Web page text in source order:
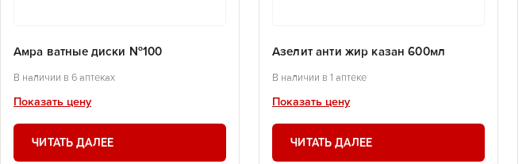
Амра ватные диски №100
В наличии в 6 аптеках
Показать цену
ЧИТАТЬ ДАЛЕЕ
Азелит анти жир казан 600мл
В наличии в 1 аптеке
Показать цену
ЧИТАТЬ ДАЛЕЕ